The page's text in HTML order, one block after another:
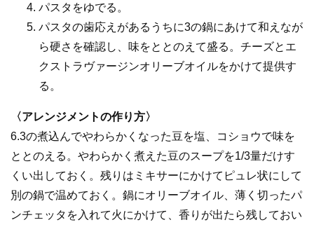
パスタをゆでる。
パスタの歯応えがあるうちに3の鍋にあけて和えなが
ら硬さを確認し、味をととのえて盛る。チーズとエ
クストラヴァージンオリーブオイルをかけて提供す
る。
〈アレンジメントの作り方〉
6.3の煮込んでやわらかくなった豆を塩、コショウで味を
ととのえる。やわらかく煮えた豆のスープを1/3量だけす
くい出しておく。残りはミキサーにかけてピュレ状にして
別の鍋で温めておく。鍋にオリーブオイル、薄く切ったパ
ンチェッタを入れて火にかけて、香りが出たら残しておい